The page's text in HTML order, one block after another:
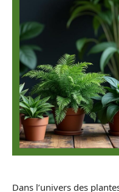
Dans l’univers des